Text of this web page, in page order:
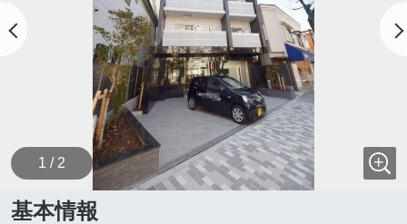
1 / 2
基本情報